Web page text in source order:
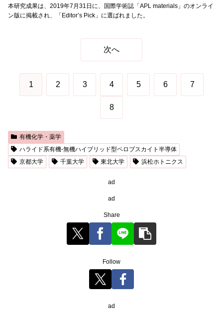
本研究成果は、2019年7月31日に、国際学術誌「APL materials」のオンライ
ン版に掲載され、「Editor’s Pick」に選ばれました。
次へ
1 2 3 4 5 6 7
8
有機化学・薬学
ハライド系有機-無機ハイブリッド型ペロブスカイト半導体
京都大学
千葉大学 東北大学 浜松ホトニクス
ad
ad
Share
Follow
ad